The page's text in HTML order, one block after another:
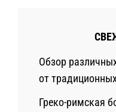
Обзор
от
Греко-римская